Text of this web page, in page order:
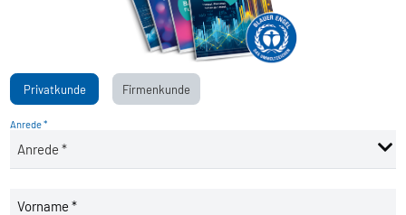
Privatkunde Firmenkunde
Anrede *
Vorname *